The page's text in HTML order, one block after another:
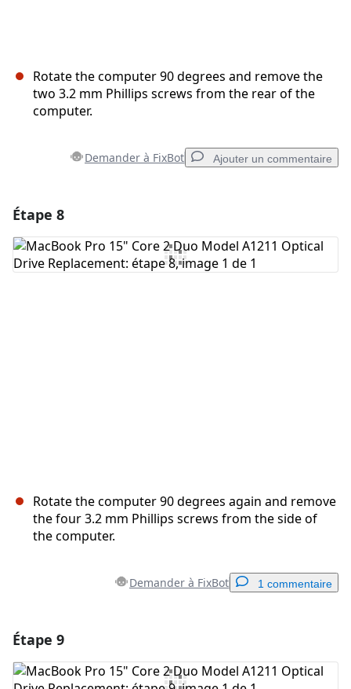
Rotate the computer 90 degrees and remove the
two 3.2 mm Phillips screws from the rear of the
computer.
Demander à FixBot Ajouter un commentaire
Ajouter un commentaire
Étape 8
Rotate the computer 90 degrees again and remove
the four 3.2 mm Phillips screws from the side of
the computer.
Demander à FixBot 1 commentaire
Ajouter un commentaire
Étape 9